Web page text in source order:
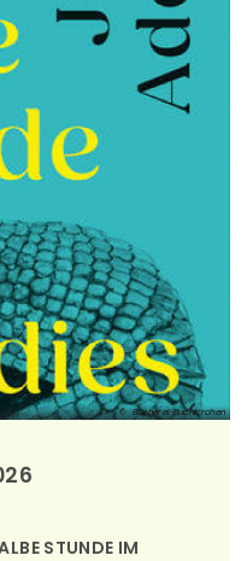
Bücherei Buchkirchen
STUNDE IM